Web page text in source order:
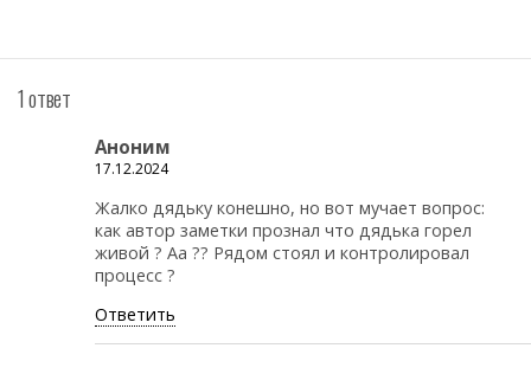
1 ответ
Аноним
17.12.2024
Жалко дядьку конешно, но вот мучает вопрос:
как автор заметки прознал что дядька горел
живой ? Аа ?? Рядом стоял и контролировал
процесс ?
Ответить